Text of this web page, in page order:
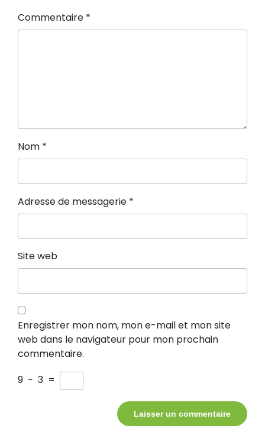
Commentaire *
Nom *
Adresse de messagerie *
Site web
Enregistrer mon nom, mon e-mail et mon site
web dans le navigateur pour mon prochain
commentaire.
9 − 3 =